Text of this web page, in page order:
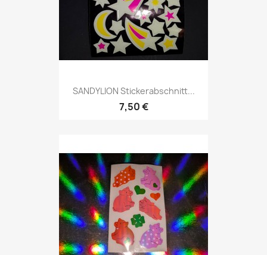
SANDYLION Stickerabschnitt...
7,50 €